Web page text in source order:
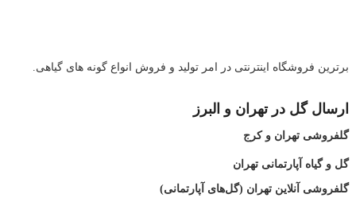
برترین فروشگاه اینترنتی در امر تولید و فروش انواع گونه های گیاهی.
ارسال گل در تهران و البرز
گلفروشی تهران و کرج
گل و گیاه آپارتمانی تهران
گلفروشی آنلاین تهران (گل‌های آپارتمانی)